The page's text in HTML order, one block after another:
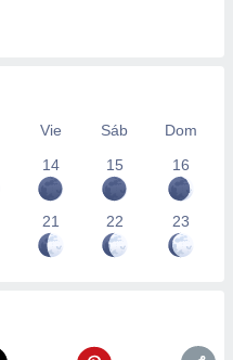
Vie Sáb
Dom
14 15 16
21 22 23